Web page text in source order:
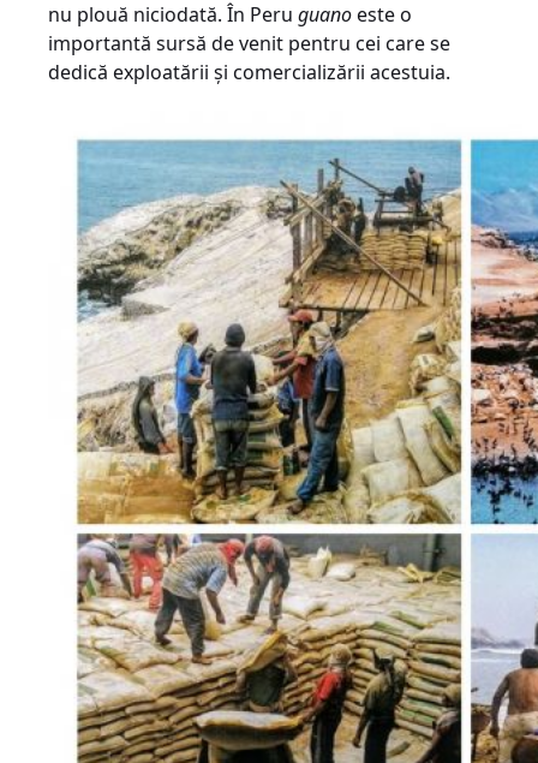
nu plouă niciodată. În Peru guanoeste o
importantă sursă de venit pentru cei care se
dedică exploatării și comercializării acestuia.